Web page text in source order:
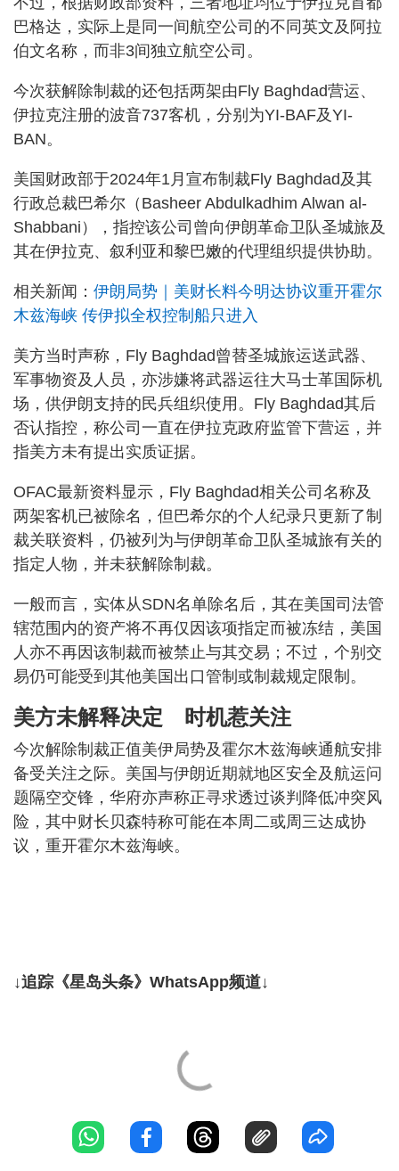
巴格达，实际上是同一间航空公司的不同英文及阿拉
伯文名称，而非3间独立航空公司。
今次获解除制裁的还包括两架由Fly Baghdad营运、
伊拉克注册的波音737客机，分别为YI-BAF及YI-
BAN。
美国财政部于2024年1月宣布制裁Fly Baghdad及其
行政总裁巴希尔（Basheer Abdulkadhim Alwan al-
Shabbani），指控该公司曾向伊朗革命卫队圣城旅及
其在伊拉克、叙利亚和黎巴嫩的代理组织提供协助。
相关新闻： 伊朗局势｜美财长料今明达协议重开霍尔
木兹海峡 传伊拟全权控制船只进入
美方当时声称，Fly Baghdad曾替圣城旅运送武器、
军事物资及人员，亦涉嫌将武器运往大马士革国际机
场，供伊朗支持的民兵组织使用。Fly Baghdad其后
否认指控，称公司一直在伊拉克政府监管下营运，并
指美方未有提出实质证据。
OFAC最新资料显示，Fly Baghdad相关公司名称及
两架客机已被除名，但巴希尔的个人纪录只更新了制
裁关联资料，仍被列为与伊朗革命卫队圣城旅有关的
指定人物，并未获解除制裁。
一般而言，实体从SDN名单除名后，其在美国司法管
辖范围内的资产将不再仅因该项指定而被冻结，美国
人亦不再因该制裁而被禁止与其交易；不过，个别交
易仍可能受到其他美国出口管制或制裁规定限制。
美方未解释决定 时机惹关注
今次解除制裁正值美伊局势及霍尔木兹海峡通航安排
备受关注之际。美国与伊朗近期就地区安全及航运问
题隔空交锋，华府亦声称正寻求透过谈判降低冲突风
险，其中财长贝森特称可能在本周二或周三达成协
议，重开霍尔木兹海峡。
↓追踪《星岛头条》WhatsApp频道↓